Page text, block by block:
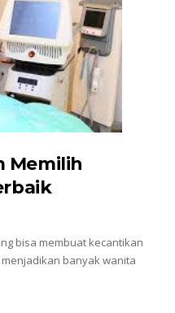
Memilih
bisa membuat kecantikan
banyak wanita